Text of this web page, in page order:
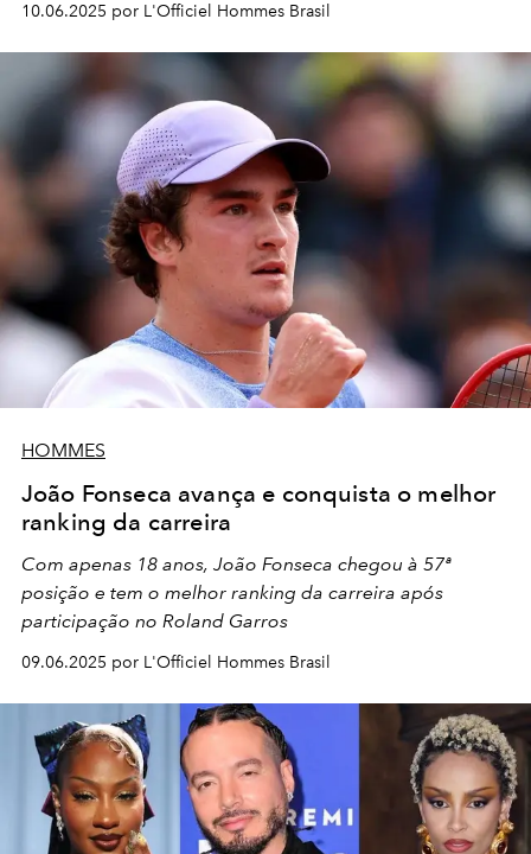
10.06.2025 por L'Officiel Hommes Brasil
HOMMES
João Fonseca avança e conquista o melhor
ranking da carreira
Com apenas 18 anos, João Fonseca chegou à 57ª
posição e tem o melhor ranking da carreira após
participação no Roland Garros
09.06.2025 por L'Officiel Hommes Brasil